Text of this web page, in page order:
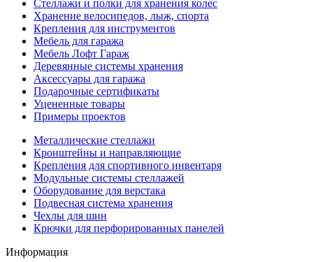
Стеллажи и полки для хранения колес
Хранение велосипедов, лыж, спорта
Крепления для инструментов
Мебель для гаража
Мебель Лофт Гараж
Деревянные системы хранения
Аксессуары для гаража
Подарочные сертификаты
Уцененные товары
Примеры проектов
Металлические стеллажи
Кронштейны и направляющие
Крепления для спортивного инвентаря
Модульные системы стеллажей
Оборудование для верстака
Подвесная система хранения
Чехлы для шин
Крючки для перфорированных панелей
Информация